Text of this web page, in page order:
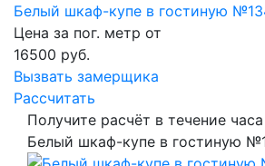
Белый шкаф-купе в гостиную
Цена за пог. метр от
16500 руб.
Вызвать замерщика
Рассчитать
Получите расчёт в течение часа
Белый шкаф-купе в гостиную